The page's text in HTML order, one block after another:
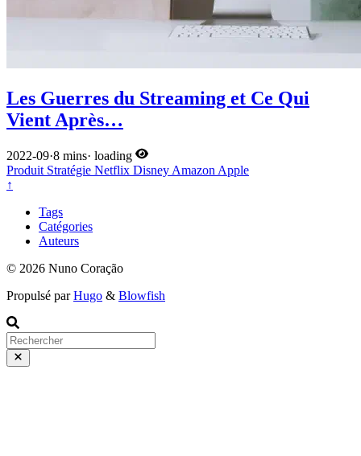
Les Guerres du Streaming et Ce Qui
Vient Après…
2022-09·8 mins· loading
Produit Stratégie Netflix Disney Amazon Apple
↑
Tags
Catégories
Auteurs
© 2026 Nuno Coração
Propulsé parHugo & Blowfish